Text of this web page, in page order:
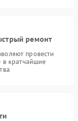
ремонт
провести
в кратчайшие